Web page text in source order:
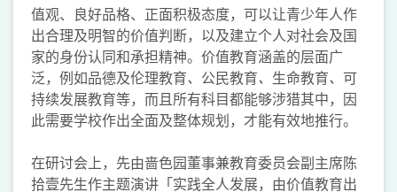
值观、良好品格、正面积极态度，可以让青少年人作
出合理及明智的价值判断，以及建立个人对社会及国
家的身份认同和承担精神。价值教育涵盖的层面广
泛，例如品德及伦理教育、 公民教育、 生命教育、 可
持续发展教育等，而且所有科目都能够涉猎其中，因
此需要学校作出全面及整体规划，才能有效地推行。
在研讨会上，先由啬色园董事兼教育委员会副主席陈
拾壹先生作主题演讲「实践全人发展，由价值教育出